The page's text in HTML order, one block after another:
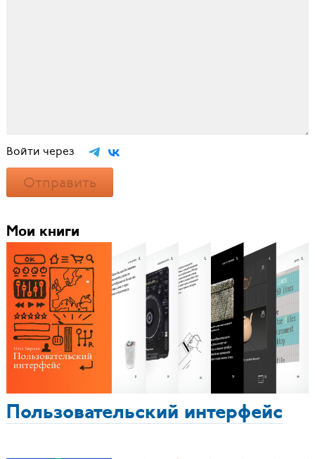
Войти через
Отправить
Мои книги
Пользовательский интерфейс